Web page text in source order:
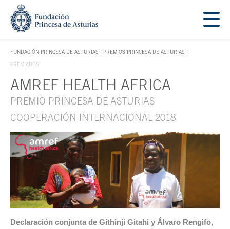
Saltar navegación. Ir directamente al contenido principal
FUNDACIÓN PRINCESA DE ASTURIAS
TECLA DE ACCESO 1
PREMIOS PRINCESA DE ASTURIAS
PREMIADOS
Contenido principal
AMREF HEALTH AFRICA
PREMIO PRINCESA DE ASTURIAS
COOPERACIÓN INTERNACIONAL 2018
Declaración conjunta de Githinji Gitahi y Álvaro Rengifo,